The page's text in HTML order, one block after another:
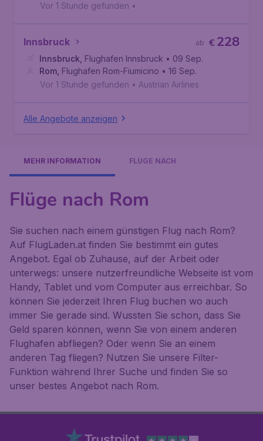
Vor 1 Stunde gefunden •
Innsbruck €228
ab
Innsbruck Flughafen Innsbruck • 09 Sep.
Rom Flughafen Rom-Fiumicino • 16 Sep.
Vor 1 Stunde gefunden • Austrian Airlines
Alle Angebote anzeigen
MEHR INFORMATION FLÜGE NACH
Flüge nach Rom
Sie suchen nach einem günstigen Flug nach Rom?
Auf FlugLaden.at finden Sie bestimmt ein gutes
Angebot. Egal ob Zuhause, auf der Arbeit oder
unterwegs: unsere nutzerfreundliche Webseite ist vom
Handy, Tablet und vom Computer aus erreichbar. So
können Sie jederzeit Ihren Flug buchen wo auch
immer Sie gerade sind. Wussten Sie schon, dass Sie
Geld sparen können, wenn Sie von einem anderen
Flughafen abfliegen? Oder wenn Sie an einem
anderen Tag fliegen? Nutzen Sie unsere Filter-
Funktion während Ihrer Suche und finden Sie so
unser bestes Angebot nach Rom.